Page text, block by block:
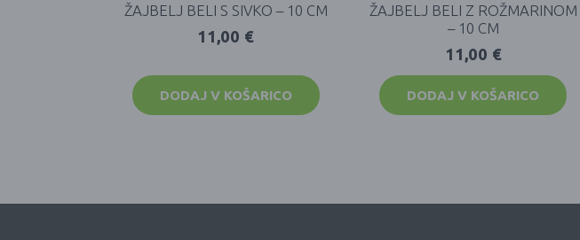
ŽAJBELJ BELI S SIVKO – 10 CM
11,00 €
DODAJ V KOŠARICO
ŽAJBELJ BELI Z ROŽMARINOM
– 10 CM
11,00 €
DODAJ V KOŠARICO